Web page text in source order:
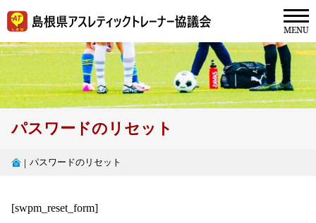
パスワードのリセット
｜ パスワードのリセット
[swpm_reset_form]